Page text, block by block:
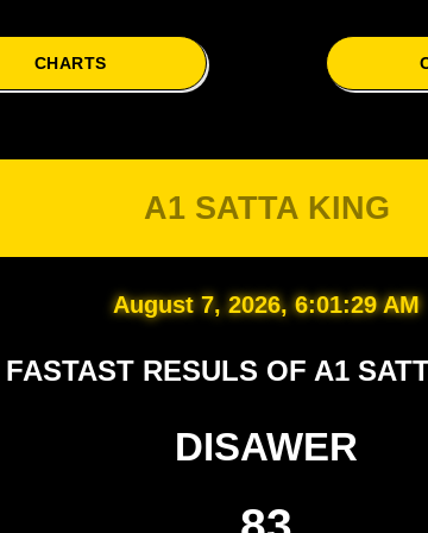
CHARTS
A1 SATTA KING
August 7, 2026, 6:01:30 AM
FASTAST RESULS OF A1
DISAWER